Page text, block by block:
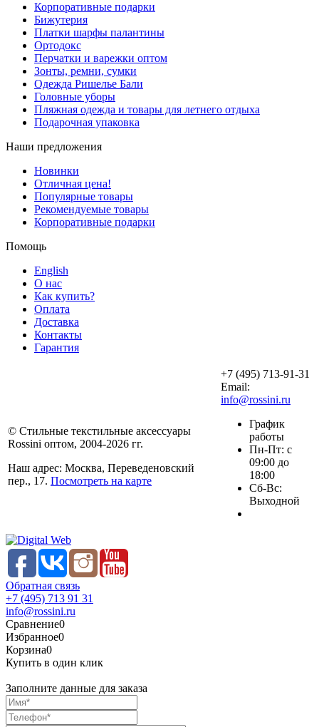
Корпоративные подарки
Бижутерия
Платки шарфы палантины
Ортодокс
Перчатки и варежки оптом
Зонты, ремни, сумки
Одежда Ришелье Бали
Головные уборы
Пляжная одежда и товары для летнего отдыха
Подарочная упаковка
Наши предложения
Новинки
Отличная цена!
Популярные товары
Рекомендуемые товары
Корпоративные подарки
Помощь
English
О нас
Как купить?
Оплата
Доставка
Контакты
Гарантия
© Стильные текстильные аксессуары
Rossini оптом, 2004-2026 гг.
Наш адрес: Москва, Переведеновский
пер., 17. Посмотреть на карте
+7 (495) 713-91-31
Email:
info@rossini.ru
График
работы
Пн-Пт: с
09:00 до
18:00
Сб-Вс:
Выходной
Обратная связь
+7 (495) 713 91 31
info@rossini.ru
Сравнение0
Избранное0
Корзина0
Купить в один клик
Заполните данные для заказа